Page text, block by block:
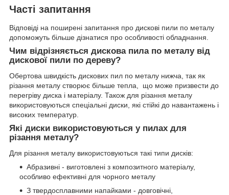
Часті запитання
Відповіді на поширені запитання про дискові пили по металу
допоможуть більше дізнатися про особливості обладнання.
Чим відрізняється дискова пила по металу від
дискової пили по дереву?
Обертова швидкість дискових пил по металу нижча, так як
різання металу створює більше тепла, що може призвести до
перегріву диска і матеріалу. Також для різання металу
використовуються спеціальні диски, які стійкі до навантажень і
високих температур.
Які диски використовуються у пилах для
різання металу?
Для різання металу використовуються такі типи дисків:
Абразивні - виготовлені з композитного матеріалу,
особливо ефективні для чорного металу
З твердосплавними напайками - довговічні,